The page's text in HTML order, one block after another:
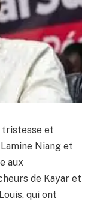
tristesse et
Niang et
aux
de Kayar et
qui ont